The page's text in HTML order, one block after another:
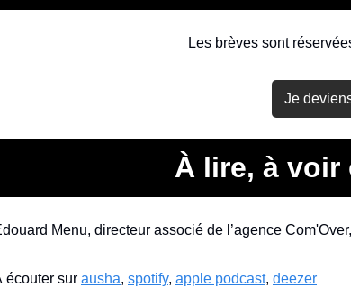
Les brèves sont
Je
À lire, à voir
Menu, directeur associé de l’agence
écouter sur ausha, spotify, apple podcast, deezer